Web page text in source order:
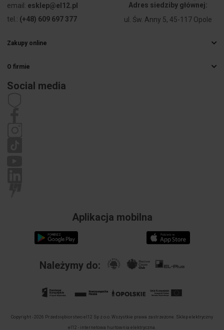
email: esklep@el12.pl
tel.: (+48) 609 697 377
Adres siedziby głównej:
ul. Św. Anny 5, 45-117 Opole
Zakupy online
Sposoby dostawy
Płatności
O firmie
Kariera
Social media
Aplikacja mobilna
Należymy do:
Copyright - 2026 Przedsiębiorstwo el12 Sp z o.o. Wszystkie prawa zastrzeżone. Sklep elektryczny
el12 - internetowa hurtownia elektryczna.